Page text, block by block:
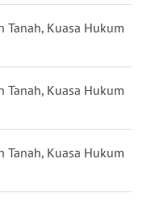
Tanah, Kuasa Hukum
Tanah, Kuasa Hukum
Tanah, Kuasa Hukum